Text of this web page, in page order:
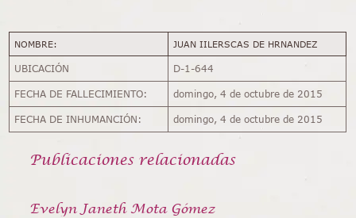
NOMBRE: JUAN IILERSCAS DE HRNANDEZ
UBICACIÓN D-1-644
FECHA DE FALLECIMIENTO: domingo, 4 de octubre de 2015
FECHA DE INHUMANCIÓN: domingo, 4 de octubre de 2015
Publicaciones relacionadas
Evelyn Janeth Mota Gómez